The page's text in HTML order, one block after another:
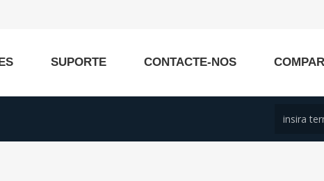
SUPORTE CONTACTE-NOS